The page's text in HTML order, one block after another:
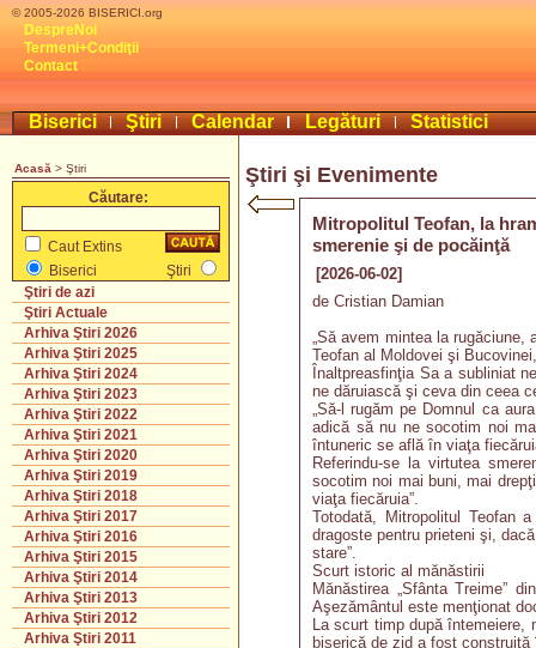
© 2005-2026 BISERICI.org
DespreNoi
Termeni+Condiţii
Contact
Biserici Ştiri Calendar Legături Statistici
Acasă > Ştiri
Căutare:
Caut Extins
Biserici
Ştiri
Ştiri de azi
Ştiri Actuale
Arhiva Ştiri 2026
Arhiva Ştiri 2025
Arhiva Ştiri 2024
Arhiva Ştiri 2023
Arhiva Ştiri 2022
Arhiva Ştiri 2021
Arhiva Ştiri 2020
Arhiva Ştiri 2019
Arhiva Ştiri 2018
Arhiva Ştiri 2017
Arhiva Ştiri 2016
Arhiva Ştiri 2015
Arhiva Ştiri 2014
Arhiva Ştiri 2013
Arhiva Ştiri 2012
Arhiva Ştiri 2011
Ştiri şi Evenimente
Mitropolitul Teofan, la
smerenie şi de pocăinţă
[2026-06-02]
de Cristian Damian
„Să avem mintea la rugăciune,
Teofan al Moldovei şi
Înaltpreasfinţia Sa a subliniat
ne dăruiască şi ceva din ceea
„Să-l rugăm pe Domnul ca
adică să nu ne socotim noi
întuneric se află în viaţa
Referindu-se la virtutea
socotim noi mai buni, mai
viaţa fiecăruia”.
Totodată, Mitropolitul Teofan
dragoste pentru prieteni şi,
stare”.
Scurt istoric al mănăstirii
Mănăstirea „Sfânta Treime”
Aşezământul este menţionat
La scurt timp după
biserică de zid a fost